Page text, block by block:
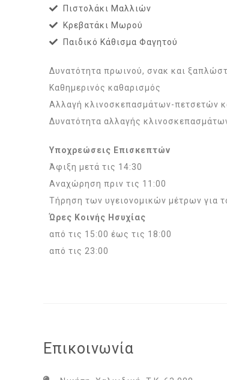
Πιστολάκι Μαλλιών
Κρεβατάκι Μωρού
Παιδικό Κάθισμα Φαγητού
Δυνατότητα πρωινού, σνακ και
Καθημερινός καθαρισμός
Αλλαγή κλινοσκεπασμάτων-πετσετών
Δυνατότητα αλλαγής
Υποχρεώσεις Επισκεπτών
Άφιξη μετά τις 14:30
Αναχώρηση πριν τις 11:00
Τήρηση των υγειονομικών μέτρων για
Ώρες Κοινής Ησυχίας
από τις 15:00 έως τις 18:00
από τις 23:00
Επικοινωνία